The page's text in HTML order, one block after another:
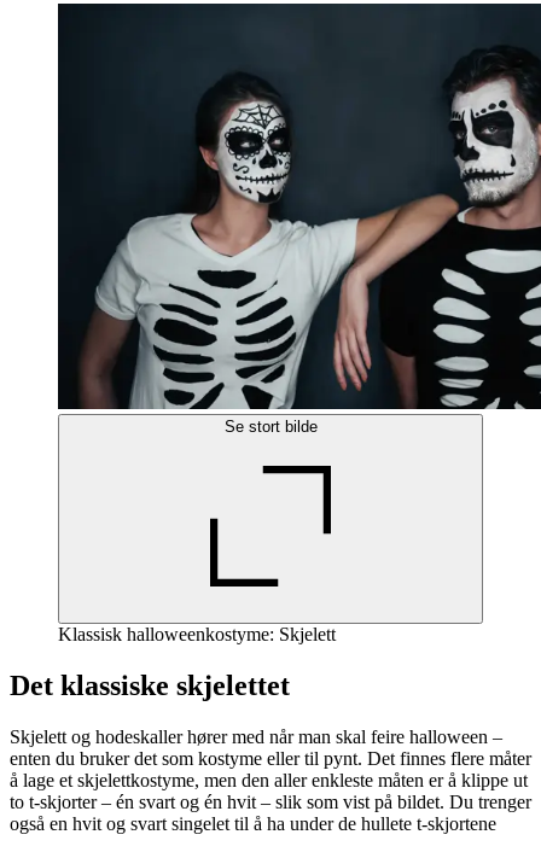
Se stort bilde
Klassisk halloweenkostyme: Skjelett
Det klassiske skjelettet
Skjelett og hodeskaller hører med når man skal feire halloween –
enten du bruker det som kostyme eller til pynt. Det finnes flere måter
å lage et skjelettkostyme, men den aller enkleste måten er å klippe ut
to t-skjorter – én svart og én hvit – slik som vist på bildet. Du trenger
også en hvit og svart singelet til å ha under de hullete t-skjortene